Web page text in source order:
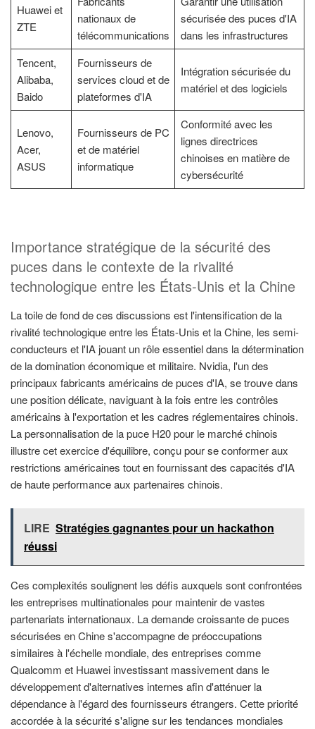
Huawei et
ZTE
nationaux de
télécommunications
sécurisée des puces d'IA
dans les infrastructures
Tencent,
Alibaba,
Baido
Fournisseurs de
services cloud et de
plateformes d'IA
Intégration sécurisée du
matériel et des logiciels
Lenovo,
Acer,
ASUS
Fournisseurs de PC
et de matériel
informatique
Conformité avec les
lignes directrices
chinoises en matière de
cybersécurité
Importance stratégique de la sécurité des
puces dans le contexte de la rivalité
technologique entre les États-Unis et la Chine
La toile de fond de ces discussions est l'intensification de la
rivalité technologique entre les États-Unis et la Chine, les semi-
conducteurs et l'IA jouant un rôle essentiel dans la détermination
de la domination économique et militaire. Nvidia, l'un des
principaux fabricants américains de puces d'IA, se trouve dans
une position délicate, naviguant à la fois entre les contrôles
américains à l'exportation et les cadres réglementaires chinois.
La personnalisation de la puce H20 pour le marché chinois
illustre cet exercice d'équilibre, conçu pour se conformer aux
restrictions américaines tout en fournissant des capacités d'IA
de haute performance aux partenaires chinois.
LIRE Stratégies gagnantes pour un hackathon
réussi
Ces complexités soulignent les défis auxquels sont confrontées
les entreprises multinationales pour maintenir de vastes
partenariats internationaux. La demande croissante de puces
sécurisées en Chine s'accompagne de préoccupations
similaires à l'échelle mondiale, des entreprises comme
Qualcomm et Huawei investissant massivement dans le
développement d'alternatives internes afin d'atténuer la
dépendance à l'égard des fournisseurs étrangers. Cette priorité
accordée à la sécurité s'aligne sur les tendances mondiales